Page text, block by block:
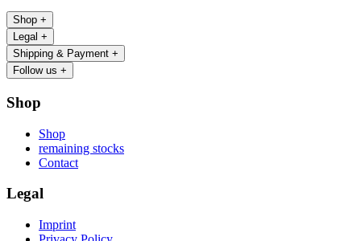
Shop +
Legal +
Shipping & Payment +
Follow us +
Shop
Shop
remaining stocks
Contact
Legal
Imprint